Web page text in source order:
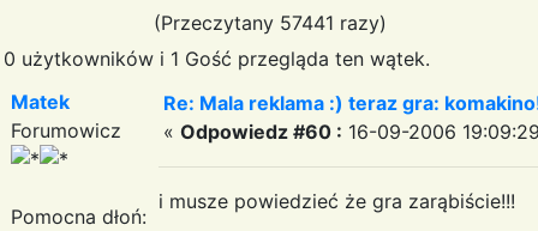
(Przeczytany 57441 razy)
0 użytkowników i 1 Gość przegląda ten wątek.
Matek
Forumowicz
Pomocna dłoń:
Re: Mala reklama :) teraz gra:
« Odpowiedz #60 : 16-09-2006
i musze powiedzieć że gra zarąbiście!!!